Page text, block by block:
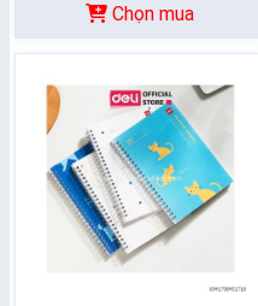
Chọn mua